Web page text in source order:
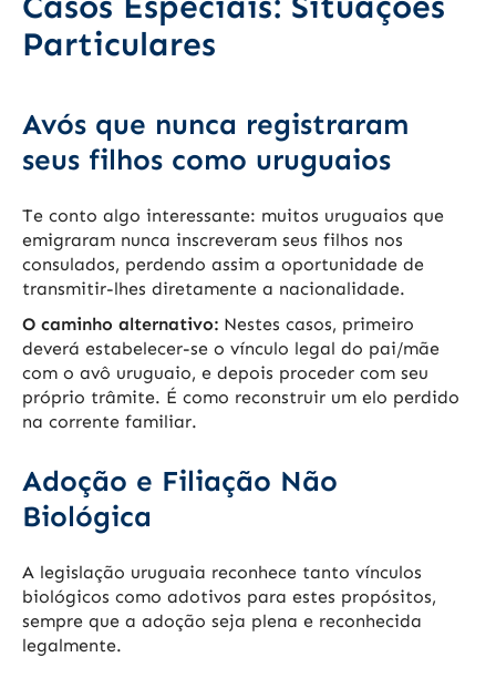
Particulares
Avós que nunca registraram
seus filhos como uruguaios
Te conto algo interessante: muitos uruguaios que
emigraram nunca inscreveram seus filhos nos
consulados, perdendo assim a oportunidade de
transmitir-lhes diretamente a nacionalidade.
O caminho alternativo: Nestes casos, primeiro
deverá estabelecer-se o vínculo legal do pai/mãe
com o avô uruguaio, e depois proceder com seu
próprio trâmite. É como reconstruir um elo perdido
na corrente familiar.
Adoção e Filiação Não
Biológica
A legislação uruguaia reconhece tanto vínculos
biológicos como adotivos para estes propósitos,
sempre que a adoção seja plena e reconhecida
legalmente.